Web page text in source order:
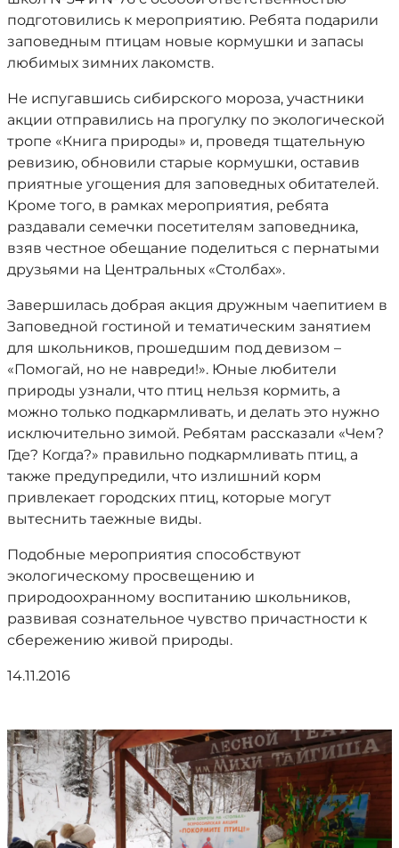
подготовились к мероприятию. Ребята подарили
заповедным птицам новые кормушки и запасы
любимых зимних лакомств.
Не испугавшись сибирского мороза, участники
акции отправились на прогулку по экологической
тропе «Книга природы» и, проведя тщательную
ревизию, обновили старые кормушки, оставив
приятные угощения для заповедных обитателей.
Кроме того, в рамках мероприятия, ребята
раздавали семечки посетителям заповедника,
взяв честное обещание поделиться с пернатыми
друзьями на Центральных «Столбах».
Завершилась добрая акция дружным чаепитием в
Заповедной гостиной и тематическим занятием
для школьников, прошедшим под девизом –
«Помогай, но не навреди!». Юные любители
природы узнали, что птиц нельзя кормить, а
можно только подкармливать, и делать это нужно
исключительно зимой. Ребятам рассказали «Чем?
Где? Когда?» правильно подкармливать птиц, а
также предупредили, что излишний корм
привлекает городских птиц, которые могут
вытеснить таежные виды.
Подобные мероприятия способствуют
экологическому просвещению и
природоохранному воспитанию школьников,
развивая сознательное чувство причастности к
сбережению живой природы.
14.11.2016